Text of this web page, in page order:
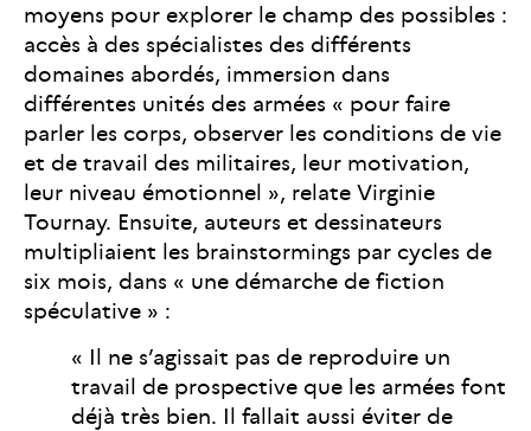
moyens pour explorer le champ des possibles :
accès à des spécialistes des différents
domaines abordés, immersion dans
différentes unités des armées « pour faire
parler les corps, observer les conditions de vie
et de travail des militaires, leur motivation,
leur niveau émotionnel », relate Virginie
Tournay. Ensuite, auteurs et dessinateurs
multipliaient les brainstormings par cycles de
six mois, dans « une démarche de fiction
spéculative » :
« Il ne s’agissait pas de reproduire un
travail de prospective que les armées font
déjà très bien. Il fallait aussi éviter de